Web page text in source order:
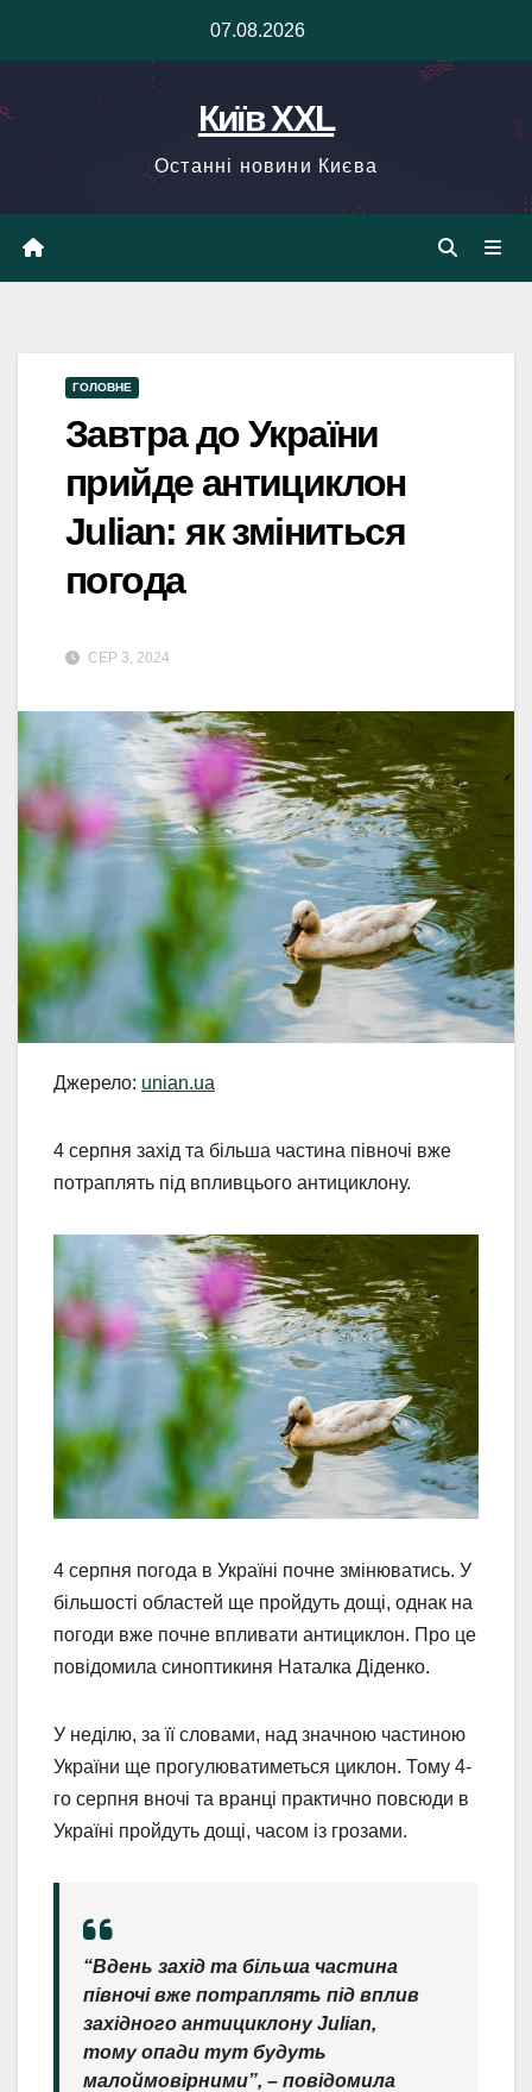
07.08.2026
Київ XXL
Останні новини Києва
ГОЛОВНЕ
Завтра до України
прийде антициклон
Julian: як зміниться
погода
СЕР 3, 2024
Джерело: unian.ua
4 серпня захід та більша частина півночі вже
потраплять під впливцього антициклону.
4 серпня погода в Україні почне змінюватись. У
більшості областей ще пройдуть дощі, однак на
погоди вже почне впливати антициклон. Про це
повідомила синоптикиня Наталка Діденко.
У неділю, за її словами, над значною частиною
України ще прогулюватиметься циклон. Тому 4-
го серпня вночі та вранці практично повсюди в
Україні пройдуть дощі, часом із грозами.
“Вдень захід та більша частина
півночі вже потраплять під вплив
західного антициклону Julian,
тому опади тут будуть
малоймовірними”, – повідомила